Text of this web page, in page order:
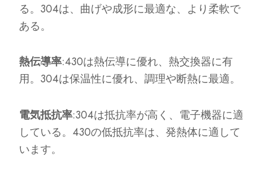
る。304は、曲げや成形に最適な、より柔軟で
ある。
熱伝導率:430は熱伝導に優れ、熱交換器に有
用。304は保温性に優れ、調理や断熱に最適。
電気抵抗率:304は抵抗率が高く、電子機器に適
している。430の低抵抗率は、発熱体に適して
います。